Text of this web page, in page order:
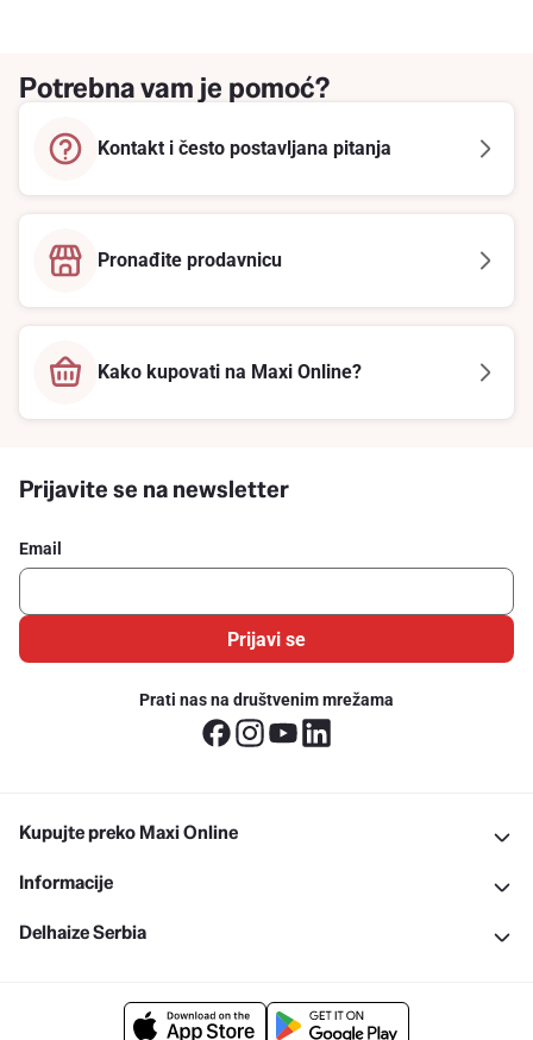
Potrebna vam je pomoć?
Kontakt i često postavljana pitanja
Pronađite prodavnicu
Kako kupovati na Maxi Online?
Prijavite se na newsletter
Email
Prijavi se
Prati nas na društvenim mrežama
Kupujte preko Maxi Online
Informacije
Delhaize Serbia